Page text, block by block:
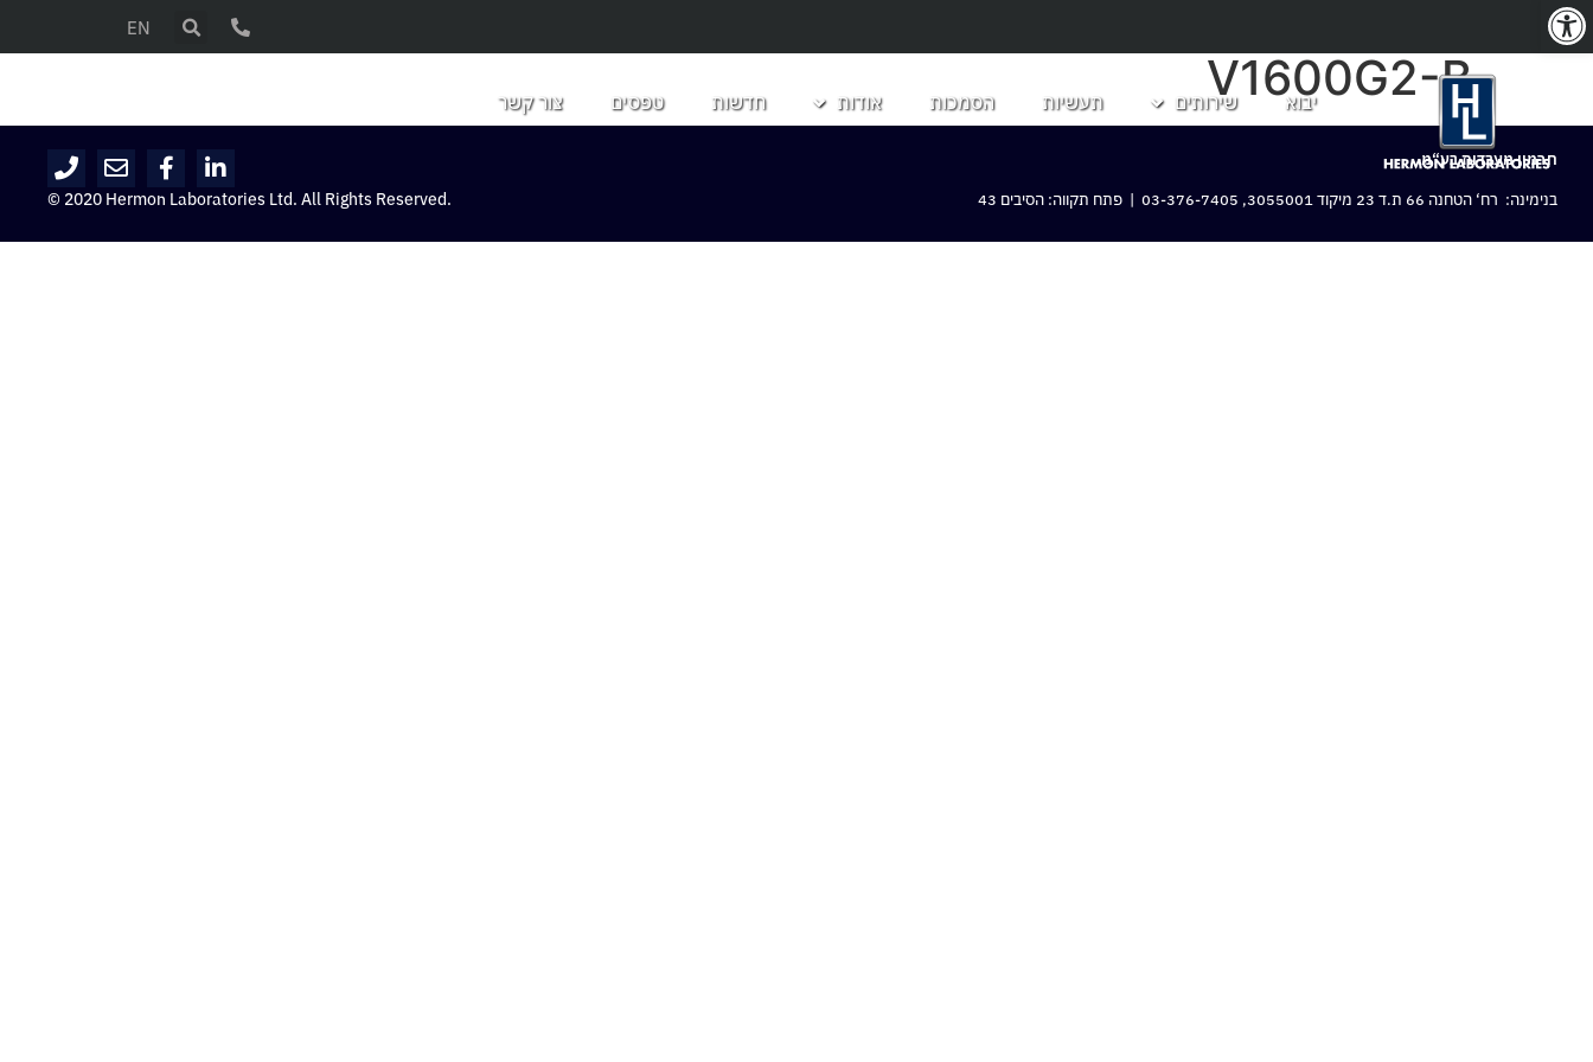
EN
יבוא שירותים תעשיות הסמכות אודות חדשות טפסים צור קשר V1600G2-B
חרמון מעבדות בע“מ
בנימינה: רח‘ הטחנה 66 ת.ד 23 מיקוד 3055001,
03-376-7405 | פתח תקווה: הסיבים 43 © 2020 Hermon Laboratories Ltd. All Rights Reserved.